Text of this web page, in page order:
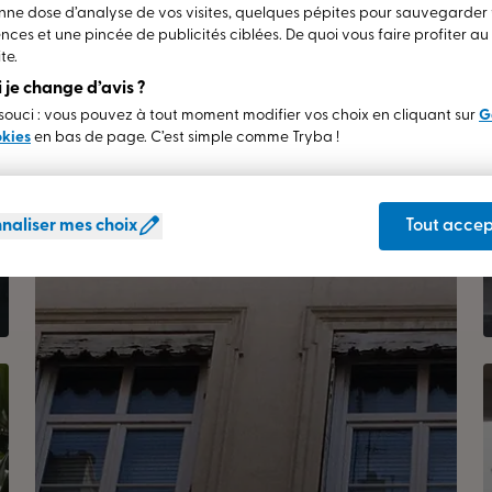
dose d’analyse de vos visites, quelques pépites pour sauvegarder
et une pincée de publicités ciblées. De quoi vous faire profiter au
je change d’avis ?
: vous pouvez à tout moment modifier vos choix en cliquant sur
en bas de page. C’est simple comme Tryba !
mes choix Tout